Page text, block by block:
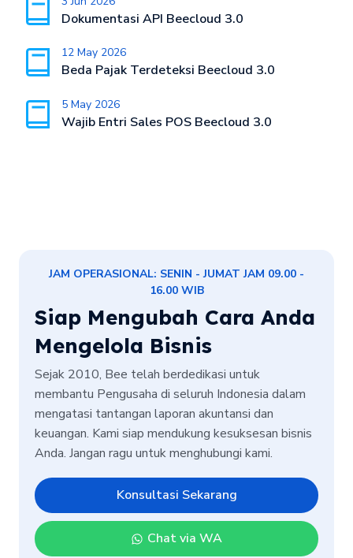
Dokumentasi API Beecloud 3.0
12 May 2026
Beda Pajak Terdeteksi Beecloud 3.0
5 May 2026
Wajib Entri Sales POS Beecloud 3.0
JAM OPERASIONAL: SENIN - JUMAT JAM 09.00 -
16.00 WIB
Siap Mengubah Cara Anda
Mengelola Bisnis
Sejak 2010, Bee telah berdedikasi untuk
membantu Pengusaha di seluruh Indonesia dalam
mengatasi tantangan laporan akuntansi dan
keuangan. Kami siap mendukung kesuksesan bisnis
Anda. Jangan ragu untuk menghubungi kami.
Konsultasi Sekarang
Chat via WA